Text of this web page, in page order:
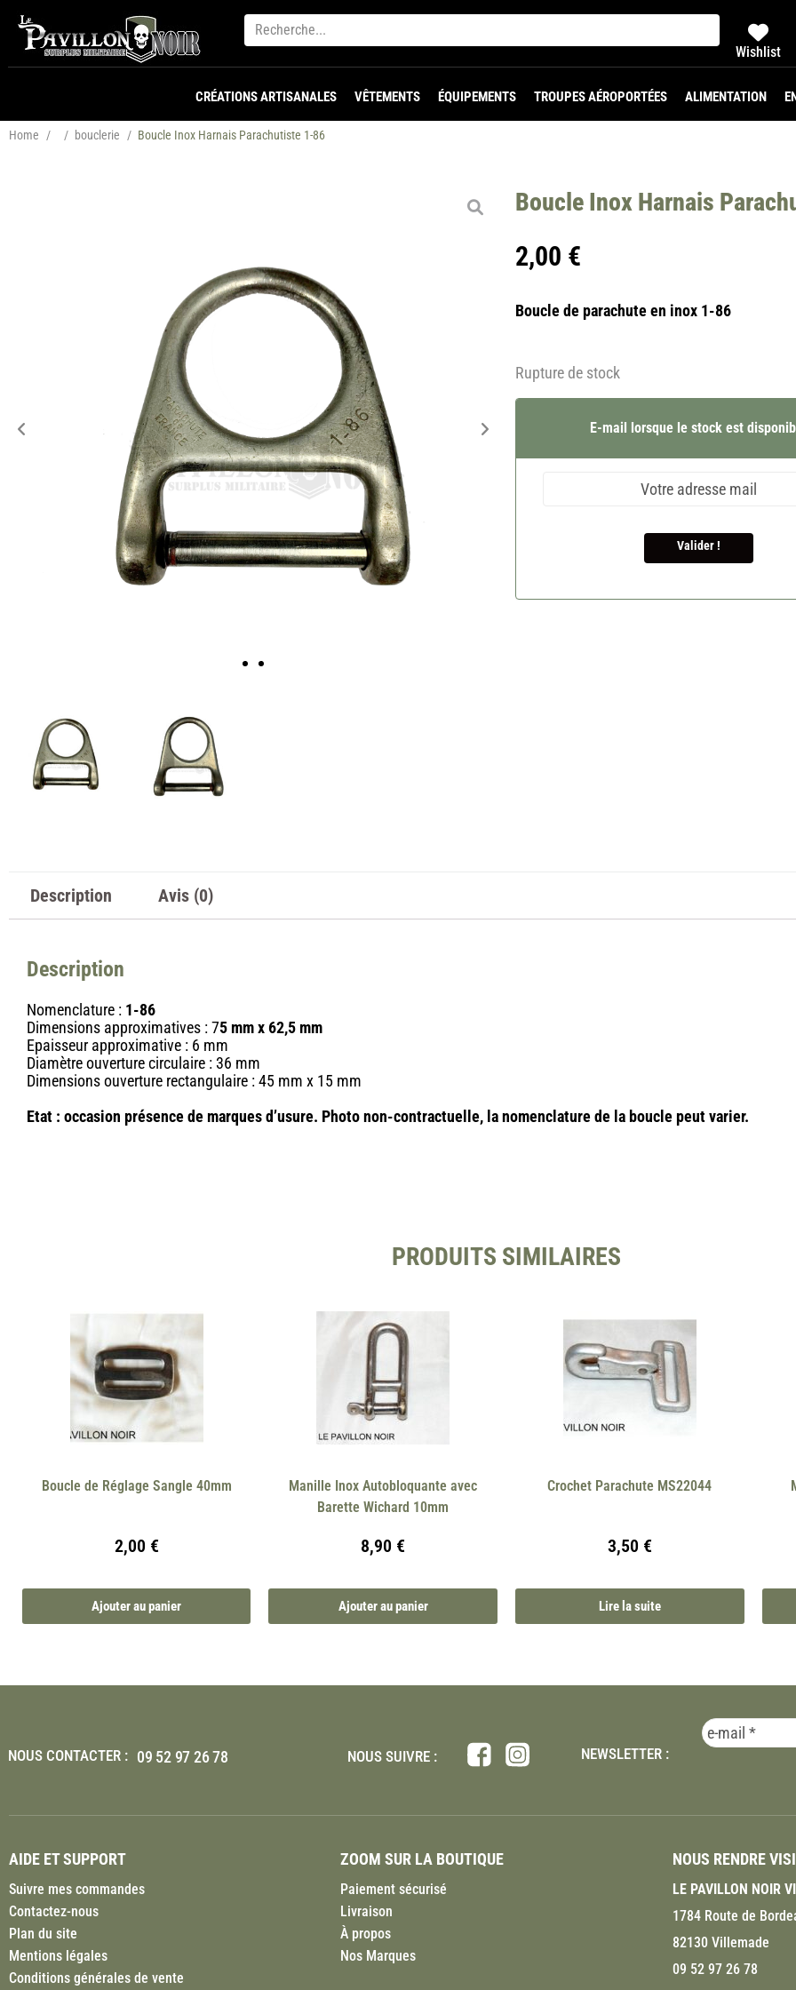
Wishlist
CRÉATIONS ARTISANALES VÊTEMENTS ÉQUIPEMENTS TROUPES AÉROPORTÉES ALIMENTATION
Home / / bouclerie / Boucle Inox Harnais Parachutiste 1-86
Boucle Inox Harnais
2,00 €
Boucle de parachute en inox 1-86
Rupture de stock
E-mail lorsque le stock est
Valider !
Description Avis (0)
Description
Nomenclature : 1-86
Dimensions approximatives : 75 mm x 62,5 mm
Epaisseur approximative : 6 mm
Diamètre ouverture circulaire : 36 mm
Dimensions ouverture rectangulaire : 45 mm x 15 mm
Etat : occasion présence de marques d’usure. Photo non-contractuelle, lanomenclaturede la boucle peut varier.
PRODUITS SIMILAIRES
Boucle de Réglage Sangle 40mm
2,00 €
Ajouter au panier
Manille Inox Autobloquante avec
Barette Wichard 10mm
8,90 €
Ajouter au panier
Crochet Parachute MS22044
3,50 €
Lire la suite
NOUS CONTACTER : 09 52 97 26 78 NOUS SUIVRE : NEWSLETTER :
AIDE ET SUPPORT
Suivre mes commandes
Contactez-nous
Plan du site
Mentions légales
Conditions générales de vente
ZOOM SUR LA BOUTIQUE
Paiement sécurisé
Livraison
À propos
Nos Marques
NOUS RENDRE
LE PAVILLON NOIR
1784 Route de
82130 Villemade
09 52 97 26 78